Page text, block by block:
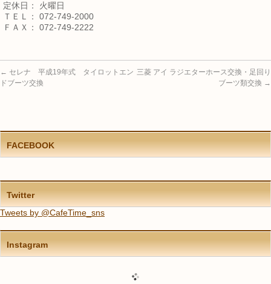
定休日： 火曜日
ＴＥＬ： 072-749-2000
ＦＡＸ： 072-749-2222
← セレナ 平成19年式 タイロットエン
ドブーツ交換
三菱 アイ ラジエターホース交換・足回り
ブーツ類交換 →
FACEBOOK
Twitter
Tweets by @CafeTime_sns
Instagram